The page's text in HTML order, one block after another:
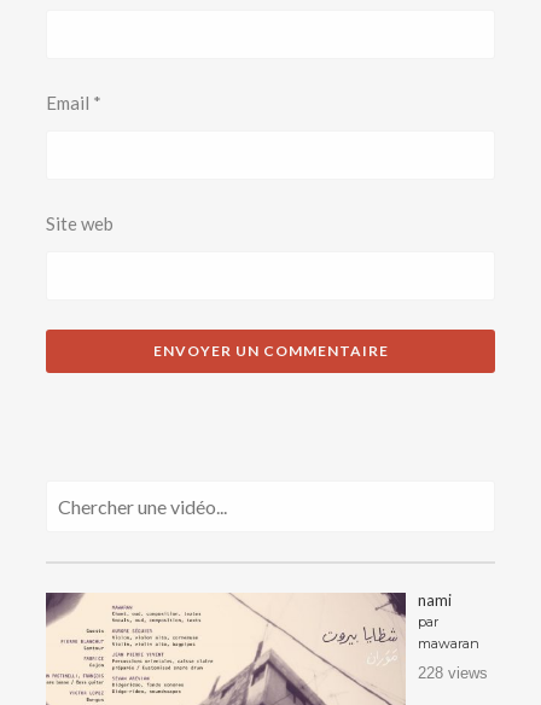
Email *
Site web
nami
par
mawaran
228 views